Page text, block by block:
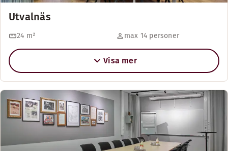
Utvalnäs
24 m² max 14 personer
Visa mer